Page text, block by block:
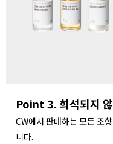
Point 3. 희석되지
CW에서 판매하는 모든 조
니다.